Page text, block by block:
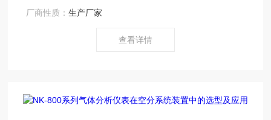
厂商性质：生产厂家
查看详情